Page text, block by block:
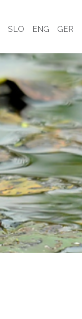
SLO ENG GER